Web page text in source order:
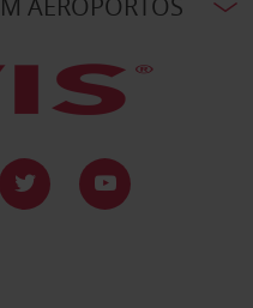
AEROPORTOS